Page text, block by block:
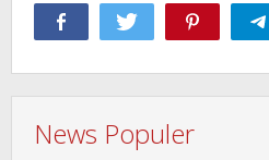
News Populer